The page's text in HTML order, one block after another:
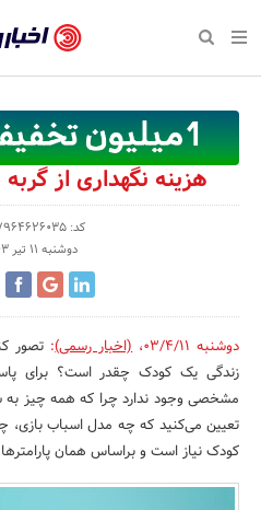
بازگشت
صفحه نخست پایگاه خبری
اقتصادی
اجتماعی
سبک زندگی
رویداد
هزینه نگهداری از
کد: 140304117964626035
دوشنبه 11 تیر 03، 22:08
دوشنبه 03/4/11 ،(اخبار رسمی): تصور
زندگی‌ یک کودک چقدر است؟ برای
مشخصی وجود ندارد چرا که همه چیز
تعیین می‌کنید که چه مدل اسباب بازی،
کودک نیاز است و براساس همان